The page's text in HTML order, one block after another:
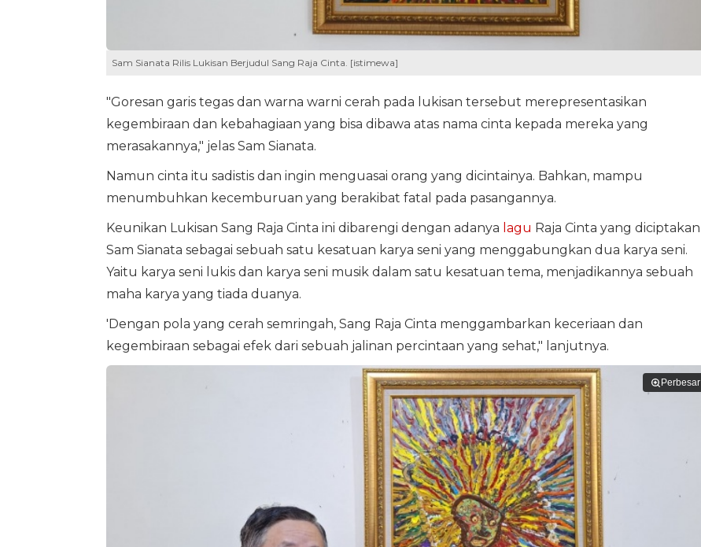
Sam Sianata Rilis Lukisan Berjudul Sang Raja Cinta. [istimewa]
"Goresan garis tegas dan warna warni cerah pada lukisan tersebut merepresentasikan
kegembiraan dan kebahagiaan yang bisa dibawa atas nama cinta kepada mereka yang
merasakannya," jelas Sam Sianata.
Namun cinta itu sadistis dan ingin menguasai orang yang dicintainya. Bahkan, mampu
menumbuhkan kecemburuan yang berakibat fatal pada pasangannya.
Keunikan Lukisan Sang Raja Cinta ini dibarengi dengan adanya lagu Raja Cinta yang diciptakan
Sam Sianata sebagai sebuah satu kesatuan karya seni yang menggabungkan dua karya seni.
Yaitu karya seni lukis dan karya seni musik dalam satu kesatuan tema, menjadikannya sebuah
maha karya yang tiada duanya.
'Dengan pola yang cerah semringah, Sang Raja Cinta menggambarkan keceriaan dan
kegembiraan sebagai efek dari sebuah jalinan percintaan yang sehat," lanjutnya.
Perbesar